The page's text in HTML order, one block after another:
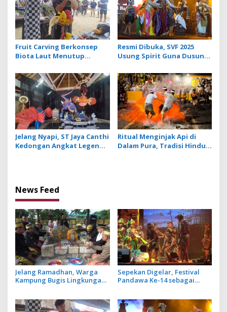
Fruit Carving Berkonsep
Biota Laut Menutup
Festival 2025
Resmi Dibuka, SVF 2025
Usung Spirit Guna Dusun
Destinasi Wisata Sanur
Jelang Nyapi, ST Jaya Canthi
Kedongan Angkat Legenda
Ritual Menginjak Api di
Dalam Pura, Tradisi Hindu-
News Feed
Jelang Ramadhan, Warga
Kampung Bugis Lingkungan
Sepekan Digelar, Festival
Pandawa Ke-14 sebagai